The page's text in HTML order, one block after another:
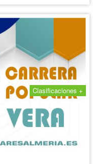
Clasificaciones +